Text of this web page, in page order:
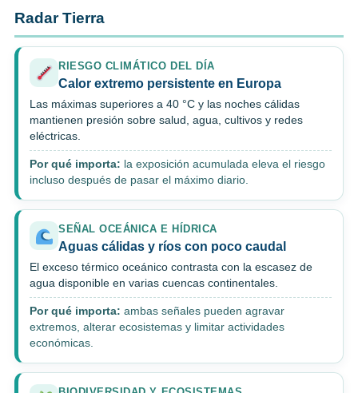
Radar Tierra
RIESGO CLIMÁTICO DEL DÍA
Calor extremo persistente en Europa
Las máximas superiores a 40 °C y las noches cálidas
mantienen presión sobre salud, agua, cultivos y redes
eléctricas.
Por qué importa: la exposición acumulada eleva el riesgo
incluso después de pasar el máximo diario.
SEÑAL OCEÁNICA E HÍDRICA
Aguas cálidas y ríos con poco caudal
El exceso térmico oceánico contrasta con la escasez de
agua disponible en varias cuencas continentales.
Por qué importa: ambas señales pueden agravar
extremos, alterar ecosistemas y limitar actividades
económicas.